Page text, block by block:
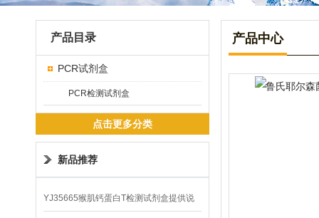
产品目录
PCR试剂盒
PCR检测试剂盒
点击更多分类
新品推荐
YJ35665猴肌钙蛋白T检测试剂盒提供说
产品中心